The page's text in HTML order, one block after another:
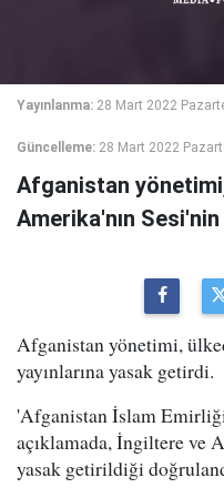
Yayınlanma: 28 Mart 2022
Güncelleme: 28 Mart 2022
Afganistan
Amerika'nın
Afganistan yönetimi,
yayınlarına yasak getirdi.
'Afganistan İslam
açıklamada, İngiltere ve
yasak getirildiği